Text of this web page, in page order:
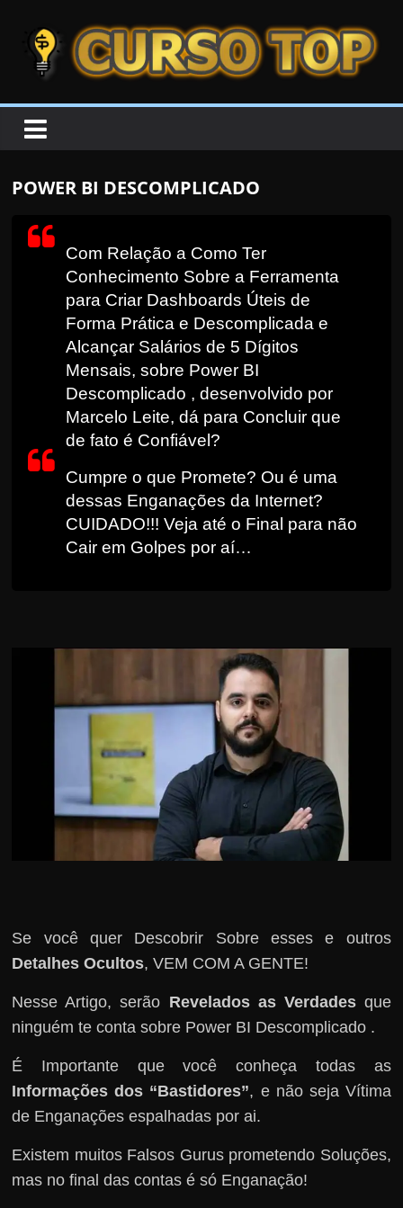
CURSOTOP
s
e
POWER BI DESCOMPLICADO
Com Relação a Como Ter
Conhecimento Sobre a Ferramenta
para Criar Dashboards Úteis de
Forma Prática e Descomplicada e
Alcançar Salários de 5 Dígitos
Mensais, sobre Power BI
Descomplicado , desenvolvido por
Marcelo Leite, dá para Concluir que
de fato é Confiável?
Cumpre o que Promete? Ou é uma
dessas Enganações da Internet?
CUIDADO!!! Veja até o Final para não
Cair em Golpes por aí…
Se você quer Descobrir Sobre esses e outros
Detalhes Ocultos, VEM COM A GENTE!
Nesse Artigo, serão Revelados as Verdadesque
ninguém te conta sobre Power BI Descomplicado .
É Importante que você conheça todas as
Informações dos “Bastidores”, e não seja Vítima
de Enganações espalhadas por ai.
Existem muitos Falsos Gurus prometendo Soluções,
mas no final das contas é só Enganação!